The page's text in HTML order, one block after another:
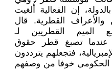
إن الفعالية أُلغيت
والأعراف القطرية. قال
الميم القطريين لـ
عندما تصبغ قطر حقوق
فتجعلهم يترددون
الحكومي خوفا من وصفهم